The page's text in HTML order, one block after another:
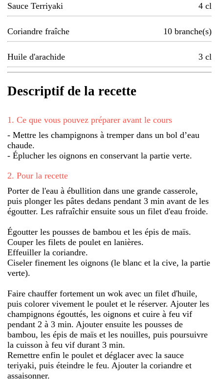
Sauce Terriyaki 4 cl
Coriandre fraîche 10 branche(s)
Huile d'arachide 3 cl
Descriptif de la recette
1 . Ce que vous pouvez préparer avant le cours
- Mettre les champignons à tremper dans un bol d’eau
chaude.
- Éplucher les oignons en conservant la partie verte.
2. Pour la recette
Porter de l'eau à ébullition dans une grande casserole,
puis plonger les pâtes dedans pendant 3 min avant de les
égoutter. Les rafraîchir ensuite sous un filet d'eau froide.
Égoutter les pousses de bambou et les épis de maïs.
Couper les filets de poulet en lanières.
Effeuiller la coriandre.
Ciseler finement les oignons (le blanc et la cive, la partie
verte).
Faire chauffer fortement un wok avec un filet d'huile,
puis colorer vivement le poulet et le réserver. Ajouter les
champignons égouttés, les oignons et cuire à feu vif
pendant 2 à 3 min. Ajouter ensuite les pousses de
bambou, les épis de maïs et les nouilles, puis poursuivre
la cuisson à feu vif durant 3 min.
Remettre enfin le poulet et déglacer avec la sauce
teriyaki, puis éteindre le feu. Ajouter la coriandre et
assaisonner.